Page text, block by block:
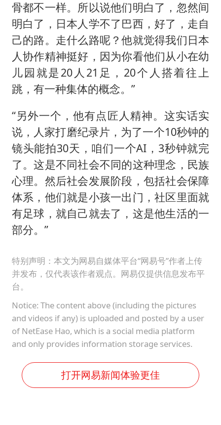
骨都不一样。所以说他们明白了，忽然间
明白了，日本人学不了巴西，好了，走自
己的路。走什么路呢？他就觉得我们日本
人协作精神挺好，因为你看他们从小在幼
儿园就是20人21足，20个人搭着往上
跳，有一种集体的概念。”
“另外一个，他有点匠人精神。这实话实
说，人家打磨纪录片，为了一个10秒钟的
镜头能拍30天，咱们一个AI，3秒钟就完
了。这是不同社会不同的这种理念，民族
心理。然后社会发展阶段，包括社会保障
体系，他们就是小孩一出门，社区里面就
有足球，就自己就去了，这是他生活的一
部分。”
特别声明：本文为网易自媒体平台“网易号”作者上传
并发布，仅代表该作者观点。网易仅提供信息发布平
台。
Notice: The content above (including the pictures
and videos if any) is uploaded and posted by a user
of NetEase Hao, which is a social media platform
and only provides information storage services.
打开网易新闻体验更佳